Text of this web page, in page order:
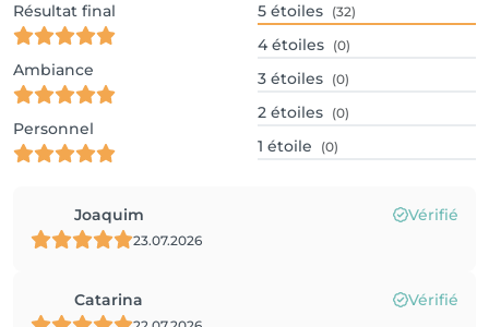
Résultat final
Ambiance
Personnel
5 étoiles (32)
4 étoiles (0)
3 étoiles (0)
2 étoiles (0)
1 étoile (0)
Joaquim Vérifié
23.07.2026
Catarina Vérifié